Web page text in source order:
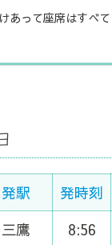
あって座席はすべ
発駅 発時刻
三鷹 8:56